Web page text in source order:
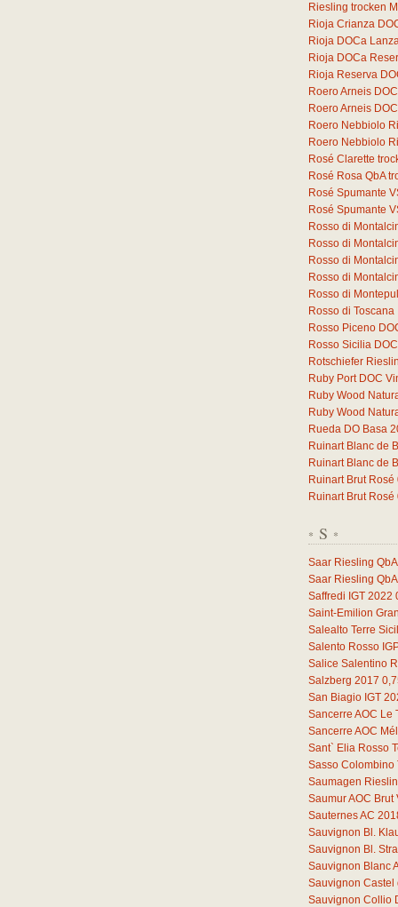
Riesling trocken
Rioja Crianza
Rioja DOCa
Rioja DOCa
Rioja Reserva
Roero Arneis
Roero Arneis
Roero Nebbiolo
Roero Nebbiolo
Rosé Clarette
Rosé Rosa QbA
Rosé Spumante
Rosé Spumante
Rosso di
Rosso di
Rosso di
Rosso di
Rosso di
Rosso di Toscana
Rosso Piceno
Rosso Sicilia
Rotschiefer
Ruby Port DOC
Ruby Wood
Ruby Wood
Rueda DO Basa
Ruinart Blanc de
Ruinart Blanc de
Ruinart Brut Rosé
Ruinart Brut Rosé
* S *
Saar Riesling
Saar Riesling
Saffredi IGT 2022
Saint-Emilion
Salealto Terre
Salento Rosso
Salice Salentino
Salzberg 2017
San Biagio IGT
Sancerre AOC Le
Sancerre AOC
Sant` Elia Rosso
Sasso Colombino
Saumagen
Saumur AOC
Sauternes AC
Sauvignon Bl.
Sauvignon Bl.
Sauvignon Blanc
Sauvignon Castel
Sauvignon Collio